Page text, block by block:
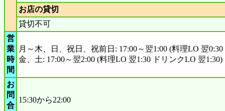
お店の貸切
貸切不可
営
業
時
間
月～木、日、祝日、祝前日: 17:00～翌1:00 (料理LO 翌
金、土: 17:00～翌2:00 (料理LO 翌1:30 ドリンクLO 翌1:30)
お
問
合
15:30から22:00